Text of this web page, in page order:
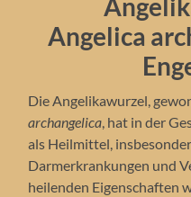
Angelica
Die Angelikawurzel,
archangelica, hat in der
als Heilmittel,
Darmerkrankungen und
heilenden Eigenschaften